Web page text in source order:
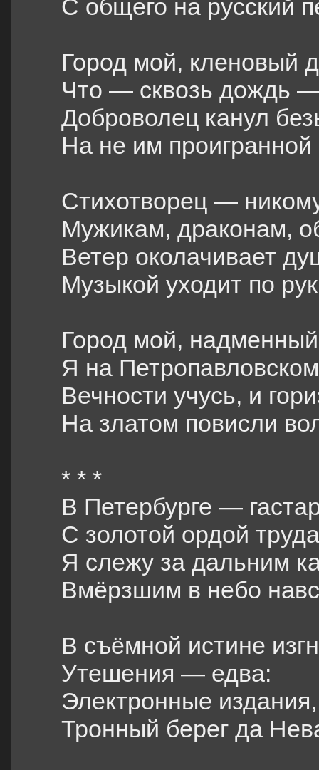
С общего на русский
Город мой, кленовый
Что — сквозь дождь
Доброволец канул
На не им проигранной
Стихотворец —
Мужикам, драконам,
Ветер околачивает
Музыкой уходит по
Город мой,
Я на
Вечности учусь, и
На златом повисли
* * *
В Петербурге —
С золотой ордой
Я слежу за дальним
Вмёрзшим в небо
В съёмной истине
Утешения — едва:
Электронные издания,
Тронный берег да